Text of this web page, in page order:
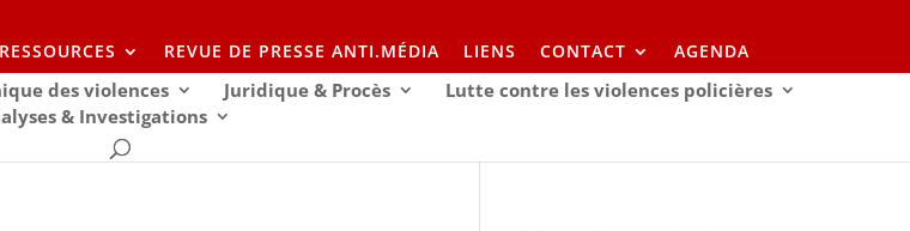
RESSOURCES REVUE DE PRESSE ANTI.MÉDIA LIENS CONTACT AGENDA
des violences Juridique & Procès
Lutte contre les violences policières
& Investigations